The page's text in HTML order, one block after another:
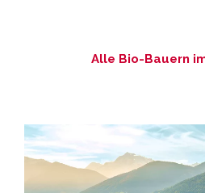
Alle Bio-Bauern